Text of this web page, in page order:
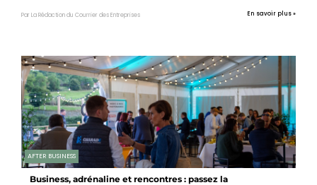
Par La Rédaction du Courrier des Entreprises En savoir plus »
AFTER BUSINESS
Business, adrénaline et rencontres : passez la